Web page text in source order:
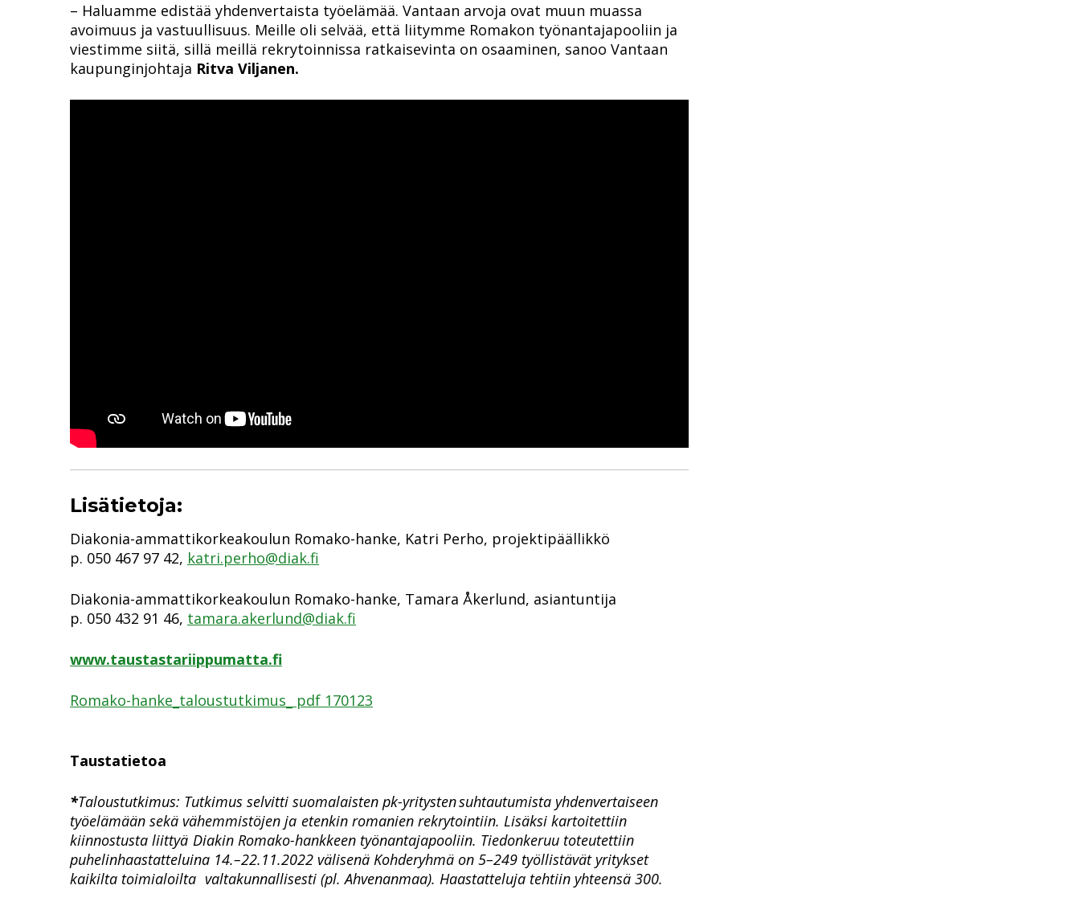
– Haluamme edistää yhdenvertaista työelämää. Vantaan arvoja ovat muun muassa
avoimuus ja vastuullisuus. Meille oli selvää, että liitymme Romakon työnantajapooliin ja
viestimme siitä, sillä meillä rekrytoinnissa ratkaisevinta on osaaminen, sanoo Vantaan
kaupunginjohtaja Ritva Viljanen.
Lisätietoja:
Diakonia-ammattikorkeakoulun Romako-hanke, Katri Perho, projektipäällikkö
p. 050 467 97 42, katri.perho@diak.fi
Diakonia-ammattikorkeakoulun Romako-hanke, Tamara Åkerlund, asiantuntija
p. 050 432 91 46, tamara.akerlund@diak.fi
www.taustastariippumatta.fi
Romako-hanke_taloustutkimus_ pdf 170123
Taustatietoa
*Taloustutkimus: Tutkimus selvitti suomalaisten pk-yritysten suhtautumista yhdenvertaiseen
työelämään sekä vähemmistöjen ja etenkin romanien rekrytointiin. Lisäksi kartoitettiin
kiinnostusta liittyä Diakin Romako-hankkeen työnantajapooliin. Tiedonkeruu toteutettiin
puhelinhaastatteluina 14.–22.11.2022 välisenä Kohderyhmä on 5–249 työllistävät yritykset
kaikilta toimialoilta valtakunnallisesti (pl. Ahvenanmaa). Haastatteluja tehtiin yhteensä 300.